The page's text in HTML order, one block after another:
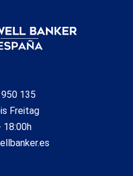
135
Freitag
18:00h